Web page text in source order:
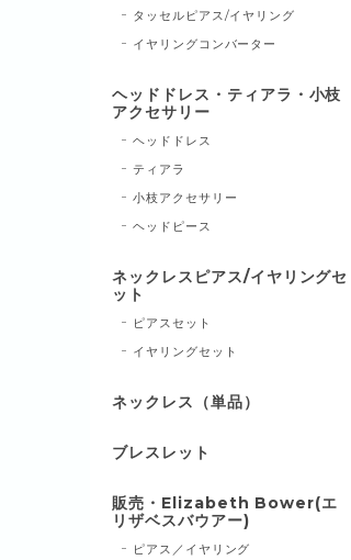
タッセルピアス/イヤリング
イヤリングコンバーター
ヘッドドレス・ティアラ・小枝
アクセサリー
ヘッドドレス
ティアラ
小枝アクセサリー
ヘッドピース
ネックレスピアス/イヤリングセ
ット
ピアスセット
イヤリングセット
ネックレス（単品）
ブレスレット
販売・Elizabeth Bower(エ
リザベスバウアー)
ピアス／イヤリング